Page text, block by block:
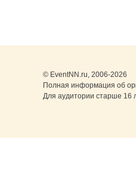
© EventNN.ru, 2006-2026
Полная информация об
Для аудитории старше 16